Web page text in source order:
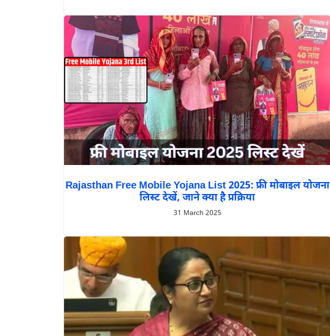
Rajasthan Free Mobile Yojana List 2025: फ्री मोबाइल योजना
लिस्ट देखें, जाने क्या है प्रक्रिया
31 March 2025